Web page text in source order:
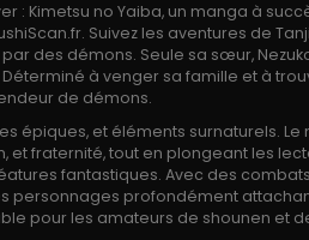
: Kimetsu no Yaiba, un manga à
Suivez les aventures de
des démons. Seule sa sœur,
à venger sa famille et à
de démons.
épiques, et éléments surnaturels. Le
fraternité, tout en plongeant les
fantastiques. Avec des combats
personnages profondément
pour les amateurs de shounen et